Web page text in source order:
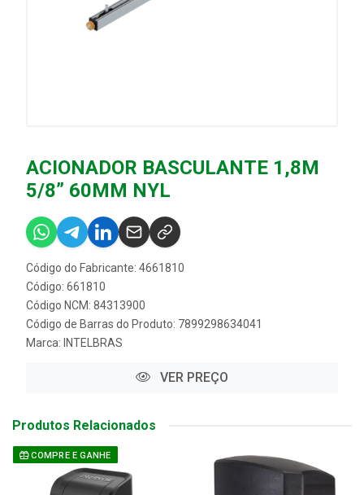
ACIONADOR BASCULANTE 1,8M
5/8” 60MM NYL
Código do Fabricante: 4661810
Código: 661810
Código NCM: 84313900
Código de Barras do Produto: 7899298634041
Marca: INTELBRAS
VER PREÇO
Produtos Relacionados
COMPRE E GANHE